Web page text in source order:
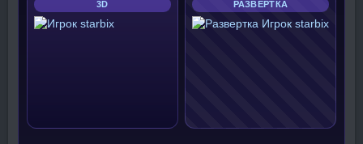
3D РАЗВЕРТКА